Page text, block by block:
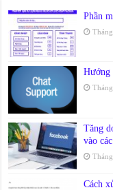
Phần
Hướng
Tăng
vào
Cách